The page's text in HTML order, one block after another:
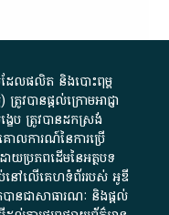
ដែល​ផលិត​ និង​បោះពុម្ព​
វ​បាន​ផ្តល់​ក្រោម​អាជ្ញា
េប​ ត្រូវ​បាន​ដកស្រង់​
លការណ៍​នៃ​ការ​ប្រើ
យ​ប្រភពដើម​នៃ​​អត្ថបទ
ប់​នៅ​លើ​គេហទំព័រ​របស់​ អូ​ឌី​
ានជា​សាធារណៈ​ និង​ផ្តល់​